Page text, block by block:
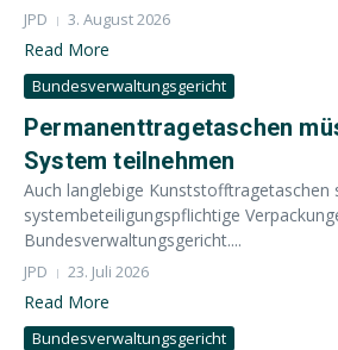
JPD 3. August 2026
Read More
Bundesverwaltungsgericht
Permanenttragetaschen
System teilnehmen
Auch langlebige Kunststofftragetaschen
systembeteiligungspflichtige
Bundesverwaltungsgericht....
JPD 23. Juli 2026
Read More
Bundesverwaltungsgericht